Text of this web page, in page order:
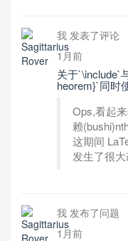
我 发表了评论
1月前
关于`\include`
heorem}`同时
Ops,看起
赖
这期间
发生了很
我 发布了问题
1月前